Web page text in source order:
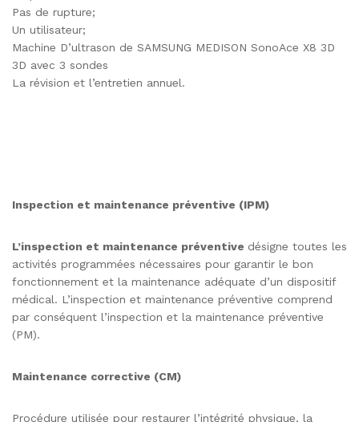
Pas de rupture;
Un utilisateur;
Machine D’ultrason de SAMSUNG MEDISON SonoAce X8 3D
3D avec 3 sondes
La révision et l’entretien annuel.
Inspection et maintenance préventive (IPM)
L’inspection et maintenance préventive désigne toutes les
activités programmées nécessaires pour garantir le bon
fonctionnement et la maintenance adéquate d’un dispositif
médical. L’inspection et maintenance préventive comprend
par conséquent l’inspection et la maintenance préventive
(PM).
Maintenance corrective (CM)
Procédure utilisée pour restaurer l’intégrité physique, la